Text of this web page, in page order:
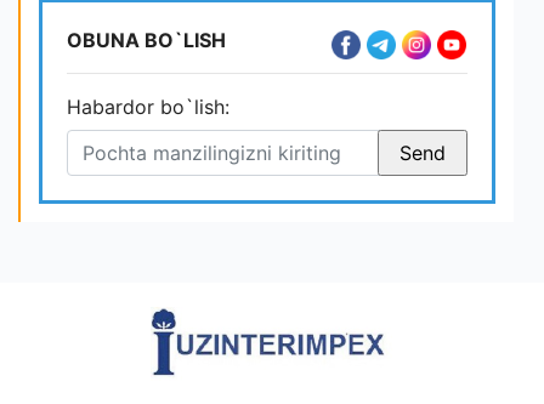
OBUNA BO`LISH
Habardor bo`lish: